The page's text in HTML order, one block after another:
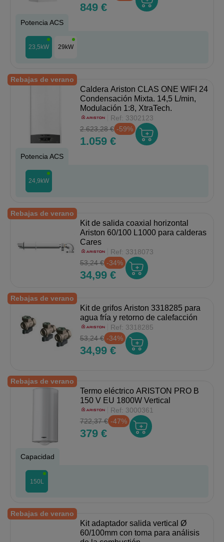
849 €
Potencia ACS
23,5kW 29kW
Rebajas de verano
Caldera Ariston CLAS ONE WIFI 24
Condensación Mixta. 14,5 L/min,
Modulación 1:8, XtraTech.
Ref: 3302123
2.623,28 € -59%
1.059 €
Potencia ACS
24,9kW
Rebajas de verano
Kit de salida coaxial horizontal
Ariston 60/100 L1000 para calderas
Cares
Ref: 3318073
53,24 € -34%
34,99 €
Rebajas de verano
Kit de grifos Ariston 3318285 para
agua fría y retorno de calefacción
Ref: 3318285
53,24 € -34%
34,99 €
Rebajas de verano
Termo eléctrico ARISTON PRO B
150 V EU 1800W Vertical
Ref: 3000361
722,37 € -47%
379 €
Capacidad
150L
Rebajas de verano
Kit adaptador salida vertical Ø
60/100mm con toma para análisis